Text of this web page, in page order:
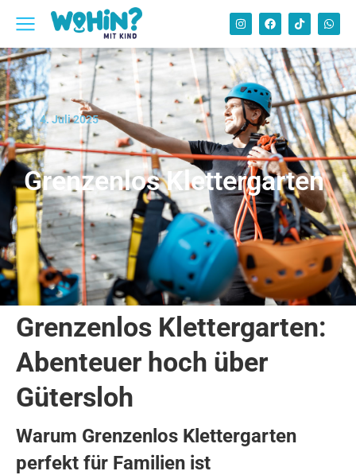
4. Juli 2025
Grenzenlos Klettergarten
Grenzenlos Klettergarten:
Abenteuer hoch über
Gütersloh
Warum Grenzenlos Klettergarten
perfekt für Familien ist